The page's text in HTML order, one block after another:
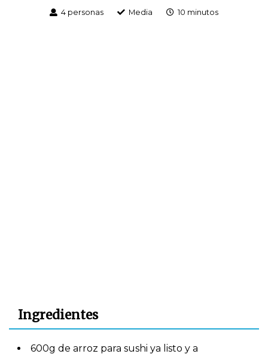
4 personas Media 10 minutos
Ingredientes
600g de arroz para sushi ya listo y a